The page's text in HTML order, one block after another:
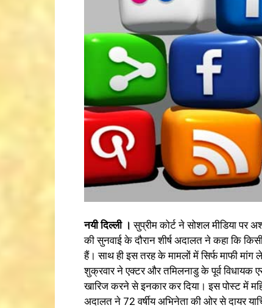
नयी दिल्ली । सुप्रीम कोर्ट ने सोशल मीडिया
की सुनवाई के दौरान शीर्ष अदालत ने कहा कि
हैं। साथ ही इस तरह के मामलों में सिर्फ माफी मांग
शुक्रवार ने एक्टर और तमिलनाडु के पूर्व
खारिज करने से इनकार कर दिया। इस पोस्ट में
अदालत ने 72 वर्षीय अभिनेता की ओर से दायर